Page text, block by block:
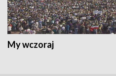
My wczoraj